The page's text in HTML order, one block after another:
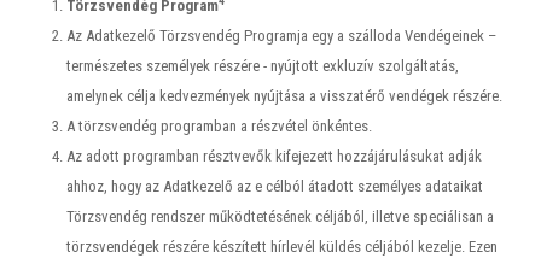
Törzsvendég Program
Az Adatkezelő Törzsvendég Programja egy a szálloda Vendégeinek –
természetes személyek részére - nyújtott exkluzív szolgáltatás,
amelynek célja kedvezmények nyújtása a visszatérő vendégek részére.
A törzsvendég programban a részvétel önkéntes.
Az adott programban résztvevők kifejezett hozzájárulásukat adják
ahhoz, hogy az Adatkezelő az e célból átadott személyes adataikat
Törzsvendég rendszer működtetésének céljából, illetve speciálisan a
törzsvendégek részére készített hírlevél küldés céljából kezelje. Ezen